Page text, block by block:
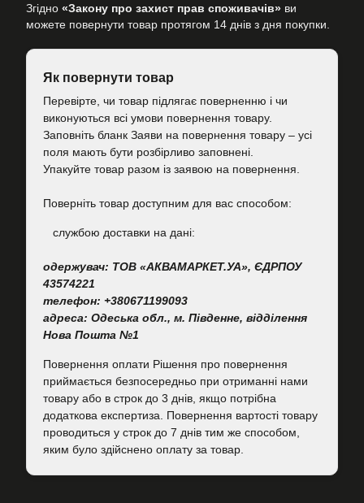
Згідно «Закону про захист прав споживачів» ви
можете повернути товар протягом 14 днів з дня покупки.
Як повернути товар
Перевірте, чи товар підлягає поверненню і чи
виконуються всі умови повернення товару.
Заповніть бланк Заяви на повернення товару – усі
поля мають бути розбірливо заповнені.
Упакуйте товар разом із заявою на повернення.
Поверніть товар доступним для вас способом:
cлужбою доставки на дані:
одержувач: ТОВ «АКВАМАРКЕТ.УА», ЄДРПОУ
43574221
телефон: +380671199093
адреса: Одеська обл., м. Південне, відділення
Нова Пошта №1
Повернення оплати Рішення про повернення
приймається безпосередньо при отриманні нами
товару або в строк до 3 днів, якщо потрібна
додаткова експертиза. Повернення вартості товару
проводиться у строк до 7 днів тим же способом,
яким було здійснено оплату за товар.